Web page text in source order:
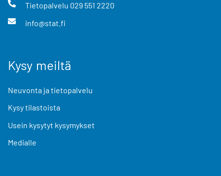
Tietopalvelu 029 551 2220
info@stat.fi
Kysy meiltä
Neuvonta ja tietopalvelu
Kysy tilastoista
Usein kysytyt kysymykset
Medialle